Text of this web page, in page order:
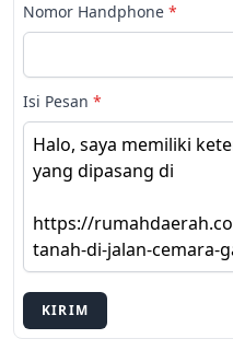
Nomor Handphone *
Isi Pesan *
KIRIM